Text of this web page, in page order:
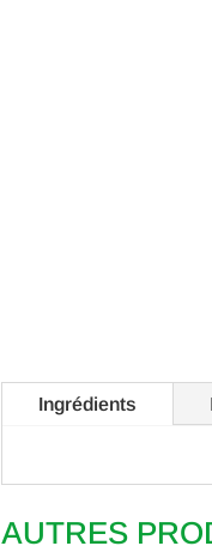
Ingrédients
AUTRES